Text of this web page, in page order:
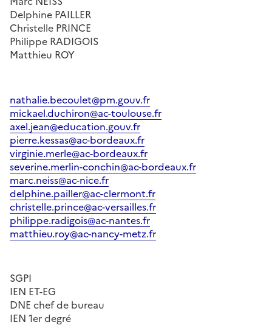
Delphine PAILLER
Christelle PRINCE
Philippe RADIGOIS
Matthieu ROY
nathalie.becoulet@pm.gouv.fr
mickael.duchiron@ac-toulouse.fr
axel.jean@education.gouv.fr
pierre.kessas@ac-bordeaux.fr
virginie.merle@ac-bordeaux.fr
severine.merlin-conchin@ac-bordeaux.fr
marc.neiss@ac-nice.fr
delphine.pailler@ac-clermont.fr
christelle.prince@ac-versailles.fr
philippe.radigois@ac-nantes.fr
matthieu.roy@ac-nancy-metz.fr
SGPI
IEN ET-EG
DNE chef de bureau
IEN 1er degré